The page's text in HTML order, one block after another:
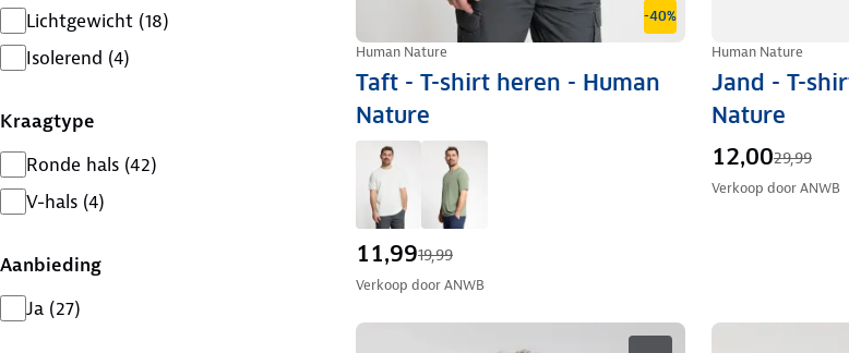
Lichtgewicht (18)
Isolerend (4)
Kraagtype
Ronde hals (42)
V-hals (4)
Aanbieding
Ja (27)
-40%
Human Nature
Taft - T-shirt heren - Human
Nature
11,9919,99
Verkoop doorANWB
Human Nature
Jand - T-
Nature
12,0029,99
Verkoop doorANWB